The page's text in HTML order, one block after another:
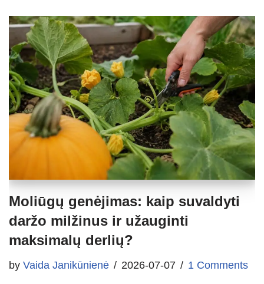
Moliūgų genėjimas: kaip suvaldyti
daržo milžinus ir užauginti
maksimalų derlių?
by Vaida Janikūnienė 2026-07-07 1 Comments